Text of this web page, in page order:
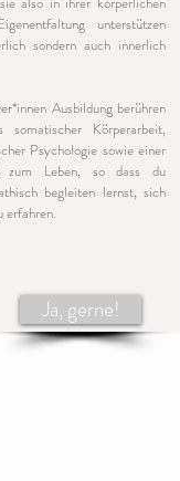
unterstützen
sondern auch innerlich
Ausbildung berühren
Körperarbeit,
Psychologie sowie einer
zum Leben, so dass du
begleiten lernst, sich
erfahren.​
Ja, gerne!